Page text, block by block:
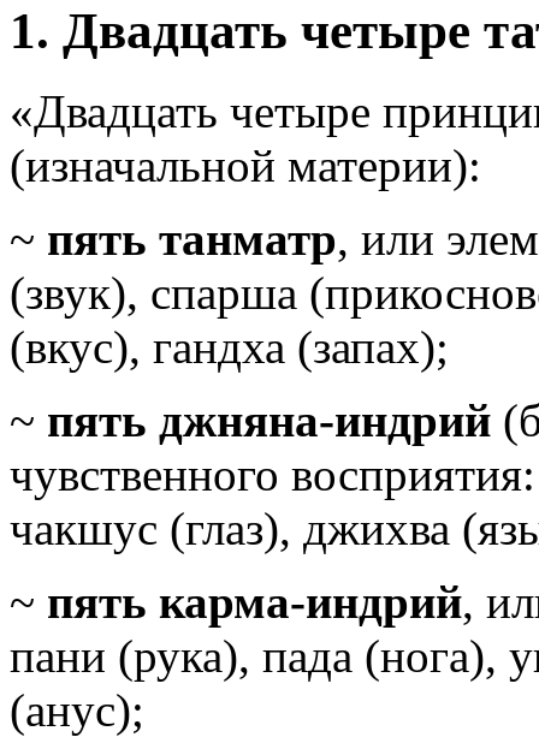
1. Двадцать четыре
«Двадцать четыре
(изначальной материи):
~ пять танматр, или
(звук), спарша
(вкус), гандха (запах);
~ пять джняна-индрий
чувственного
чакшус (глаз), джихва
~ пять карма-индрий,
пани (рука), пада (нога),
(анус);